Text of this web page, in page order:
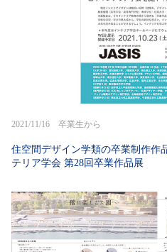
2021/11/16 卒業生から
住空間デザイン学類の卒業制作
テリア学会 第28回卒業作品展